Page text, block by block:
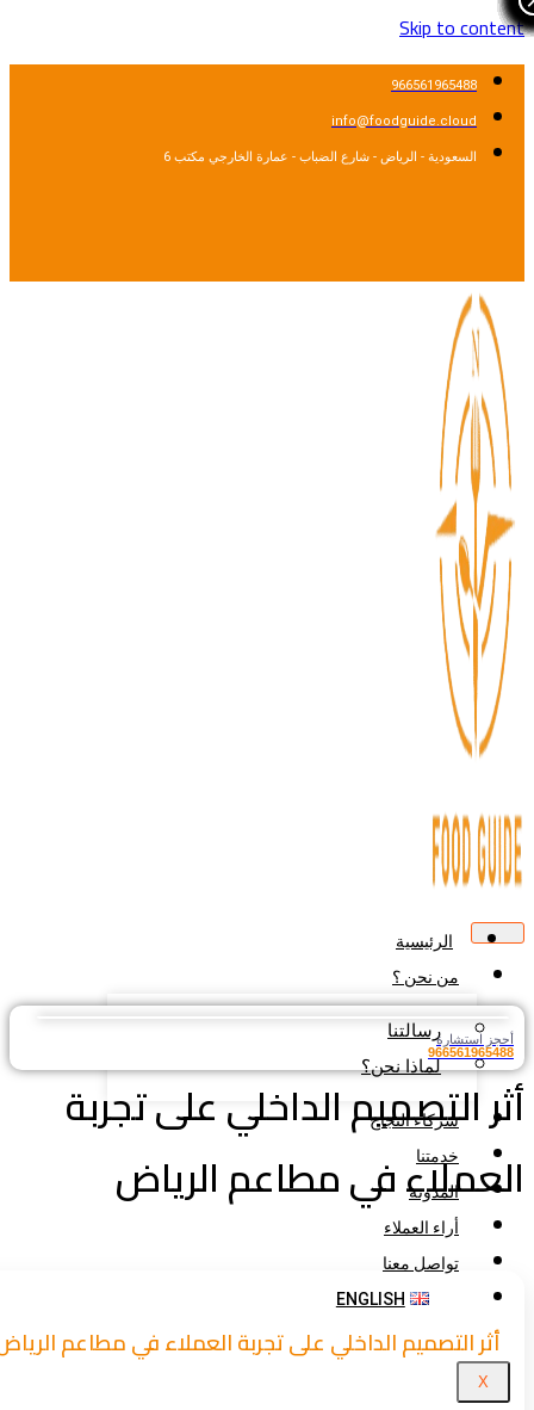
Skip to
966561965488
info@foodguide.cloud
السعودية - الرياض - شارع الضباب - عمارة الخارجي مكتب 6
الرئيسية
من نحن ؟
رسالتنا
لماذا نحن؟
شركاء النجاح
خدمتنا
المدونة
أراء العملاء
تواصل معنا
ENGLISH
استشارة
التصميم الداخلي على تجربة
في مطاعم الرياض
أثر التصميم الداخلي على تجربة العملاء في مطاعم الرياض